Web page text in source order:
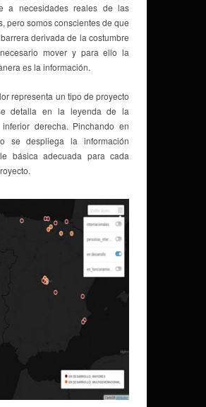
a necesidades reales de las
pero somos conscientes de que
derivada de la costumbre
mover y para ello la
es la información.
representa un tipo de proyecto
detalla en la leyenda de la
derecha. Pinchando en
se despliega la información
básica adecuada para cada